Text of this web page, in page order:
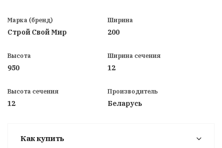
Марка (бренд)
Строй Свой Мир
Ширина
200
Высота
950
Ширина сечения
12
Высота сечения
12
Производитель
Беларусь
Как купить